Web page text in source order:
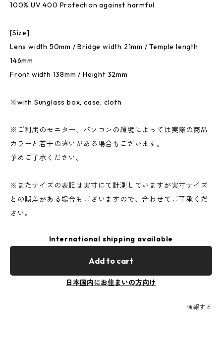
100% UV 400 Protection against harmful
[Size]
Lens width 50mm / Bridge width 21mm / Temple length
146mm
Front width 138mm / Height 32mm
※with Sunglass box, case, cloth
※ご利用のモニター、パソコンの環境によっては実際の商品
カラーと若干の違いがある場合もございます。
予めご了承ください。
※またサイズの表記は実寸にて計測していますが実寸サイズ
との誤差がある場合もございますので、合わせてご了承くだ
さい。
International shipping available
Add to cart
日本国内にお住まいの方向け
通報する